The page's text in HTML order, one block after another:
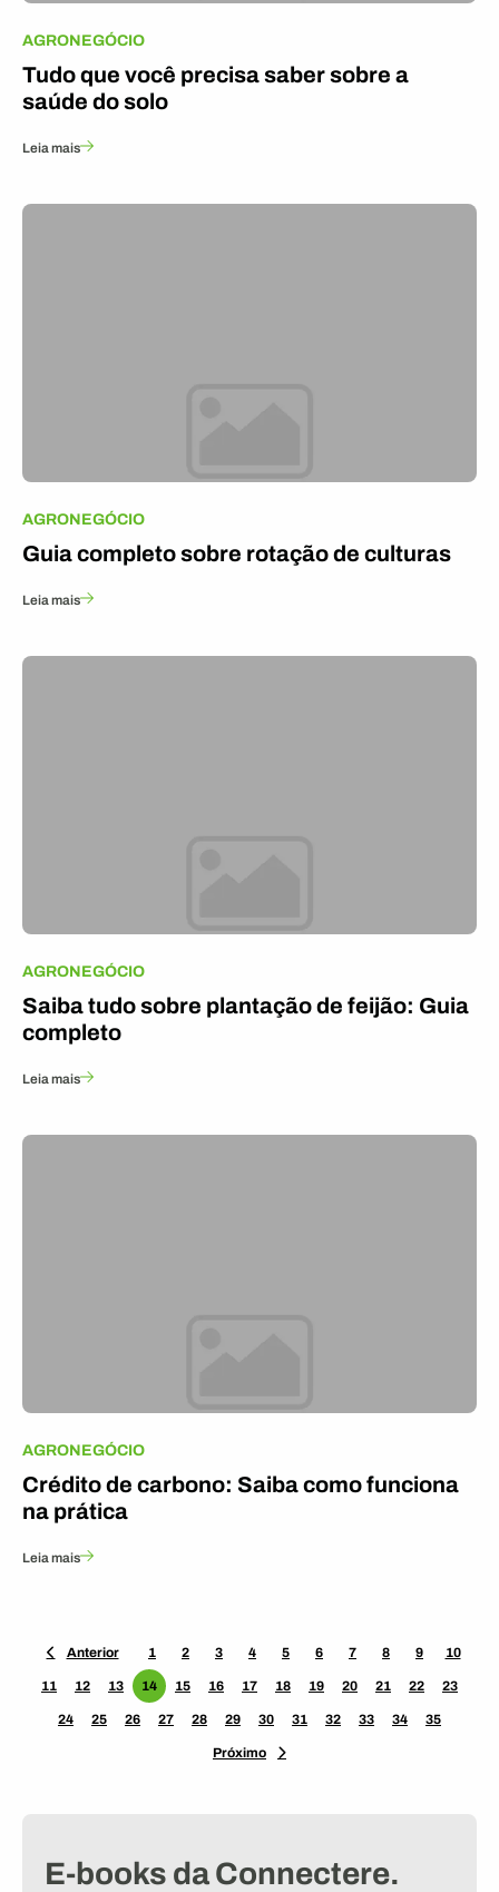
AGRONEGÓCIO
Tudo que você precisa saber sobre a
saúde do solo
Leia mais
AGRONEGÓCIO
Guia completo sobre rotação de culturas
Leia mais
AGRONEGÓCIO
Saiba tudo sobre plantação de feijão: Guia
completo
Leia mais
AGRONEGÓCIO
Crédito de carbono: Saiba como funciona
na prática
Leia mais
Anterior 1 2 3 4 5 6 7 8 9 10
11 12 13 14 15 16 17 18 19 20 21 22 23
24 25 26 27 28 29 30 31 32 33 34 35
Próximo
E-books da Connectere.